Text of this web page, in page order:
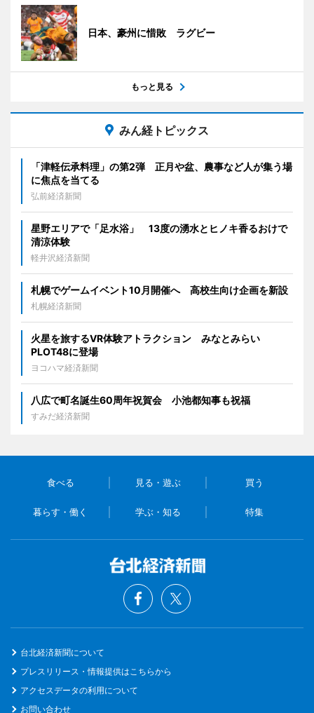
日本、豪州に惜敗 ラグビー
もっと見る
みん経トピックス
「津軽伝承料理」の第2弾 正月や盆、農事など人が集う場
に焦点を当てる
弘前経済新聞
星野エリアで「足水浴」 13度の湧水とヒノキ香るおけで
清涼体験
軽井沢経済新聞
札幌でゲームイベント10月開催へ 高校生向け企画を新設
札幌経済新聞
火星を旅するVR体験アトラクション みなとみらい
PLOT48に登場
ヨコハマ経済新聞
八広で町名誕生60周年祝賀会 小池都知事も祝福
すみだ経済新聞
食べる 見る・遊ぶ 買う
暮らす・働く 学ぶ・知る 特集
台北経済新聞について
プレスリリース・情報提供はこちらから
アクセスデータの利用について
お問い合わせ